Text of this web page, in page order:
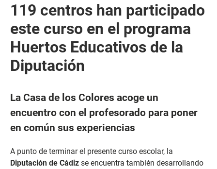
119 centros han participado
este curso en el programa
Huertos Educativos de la
Diputación
La Casa de los Colores acoge un
encuentro con el profesorado para poner
en común sus experiencias
A punto de terminar el presente curso escolar, la
Diputación de Cádizse encuentra también desarrollando